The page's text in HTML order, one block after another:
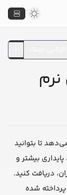
تا بتوانید
بیشتر و
دریافت کنید.
شده